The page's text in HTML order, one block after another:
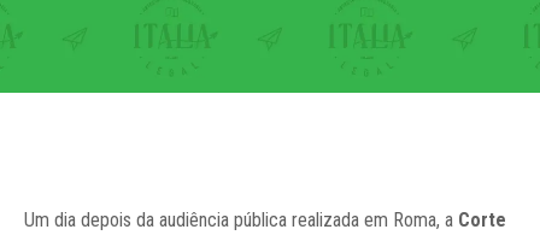
Um dia depois da audiência pública realizada em Roma, a Corte